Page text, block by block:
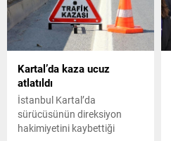
Kartal’da kaza ucuz
atlatıldı
İstanbul Kartal’da
sürücüsünün direksiyon
hakimiyetini kaybettiği